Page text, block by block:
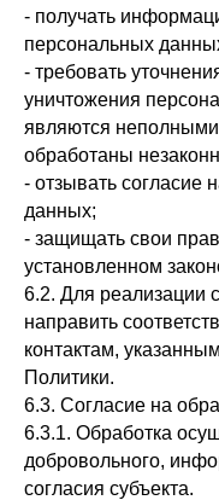
- получать
персональных
- требовать
уничтожения
являются
обработаны
- отзывать согласие
данных;
- защищать свои
установленном
6.2. Для реализации
направить
контактам,
Политики.
6.3. Согласие на
6.3.1. Обработка
добровольного,
согласия субъекта.